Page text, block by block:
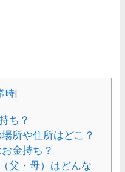
時]
ち？
所や住所はどこ？
金持ち？
父・母）はどんな